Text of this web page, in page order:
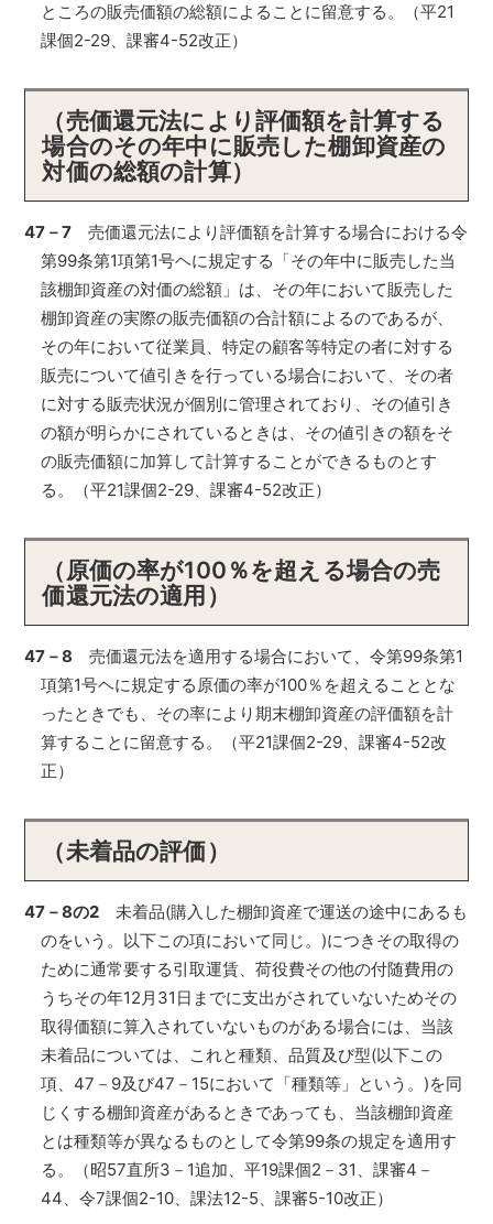
ところの販売価額の総額によることに留意する。（平21
課個2-29、課審4-52改正）
（売価還元法により評価額を計算する
場合のその年中に販売した棚卸資産の
対価の総額の計算）
47－7売価還元法により評価額を計算する場合における令
第99条第1項第1号ヘに規定する「その年中に販売した当
該棚卸資産の対価の総額」は、その年において販売した
棚卸資産の実際の販売価額の合計額によるのであるが、
その年において従業員、特定の顧客等特定の者に対する
販売について値引きを行っている場合において、その者
に対する販売状況が個別に管理されており、その値引き
の額が明らかにされているときは、その値引きの額をそ
の販売価額に加算して計算することができるものとす
る。（平21課個2-29、課審4-52改正）
（原価の率が100％を超える場合の売
価還元法の適用）
47－8売価還元法を適用する場合において、令第99条第1
項第1号ヘに規定する原価の率が100％を超えることとな
ったときでも、その率により期末棚卸資産の評価額を計
算することに留意する。（平21課個2-29、課審4-52改
正）
（未着品の評価）
47－8の2未着品(購入した棚卸資産で運送の途中にあるも
のをいう。以下この項において同じ。)につきその取得の
ために通常要する引取運賃、荷役費その他の付随費用の
うちその年12月31日までに支出がされていないためその
取得価額に算入されていないものがある場合には、当該
未着品については、これと種類、品質及び型(以下この
項、47－9及び47－15において「種類等」という。)を同
じくする棚卸資産があるときであっても、当該棚卸資産
とは種類等が異なるものとして令第99条の規定を適用す
る。（昭57直所3－1追加、平19課個2－31、課審4－
44、令7課個2-10、課法12-5、課審5-10改正）